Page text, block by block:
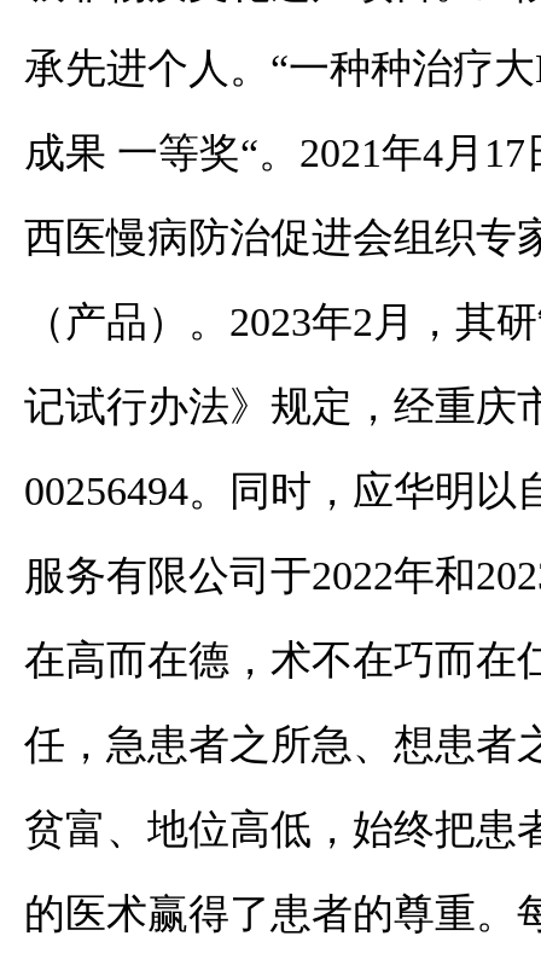
承先进个人。“一种种治疗
成果 一等奖“。 2021年4月
西医慢病防治促进会组织专
（产品）。2023年2月，其
记试行办法》规定，经重庆
00256494。
同时，应华明以
服务有限公司于2022年和
在高而在德，术不在巧而在
任，急患者之所急、想患者
贫富、地位高低，始终把患
的医术赢得了患者的尊重。